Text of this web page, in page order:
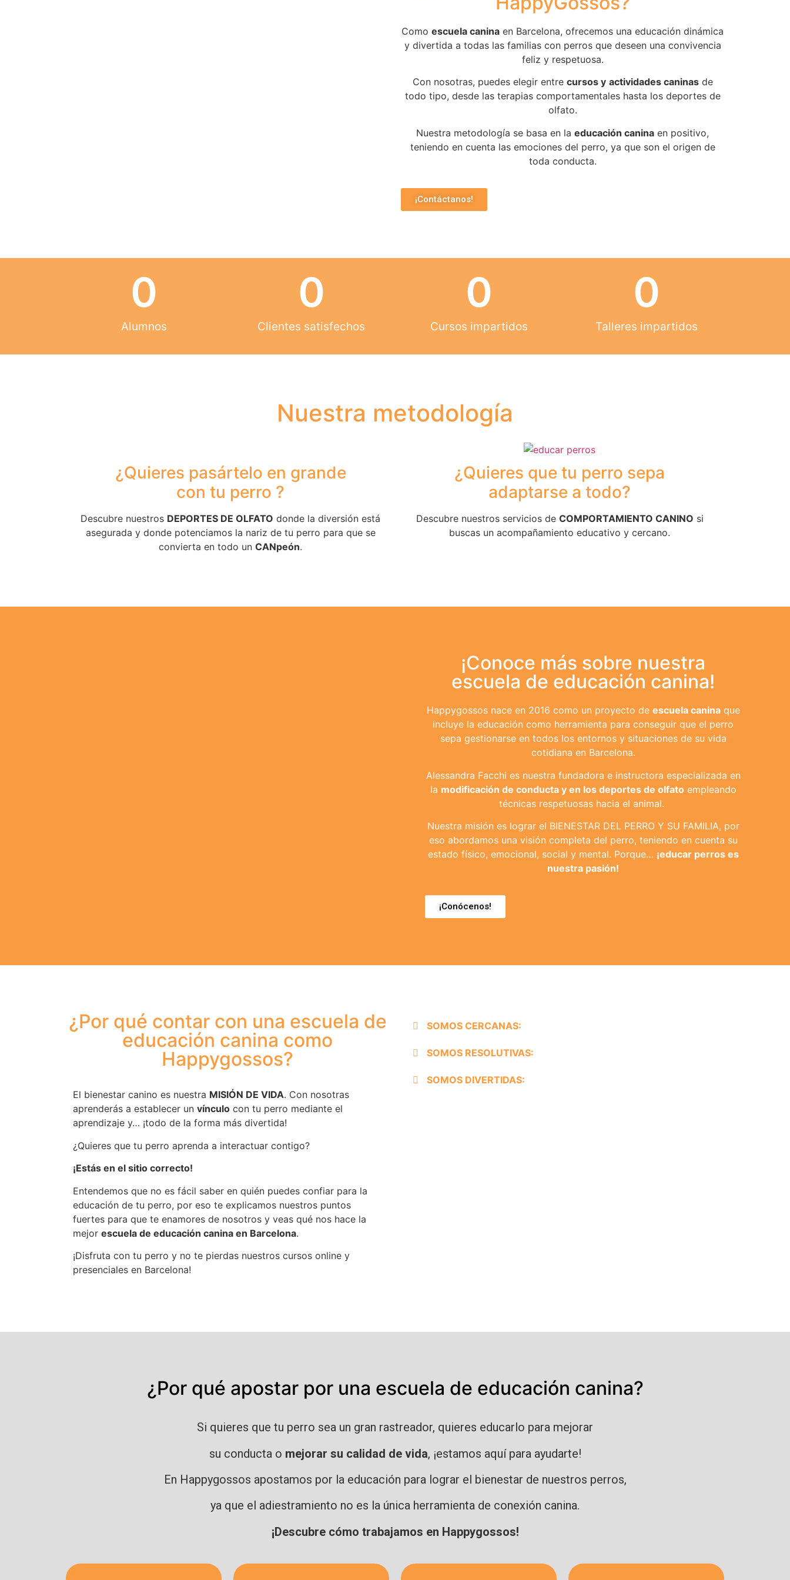
Como escuela canina en Barcelona, ofrecemos una educación dinámica
y divertida a todas las familias con perros que deseen una convivencia
feliz y respetuosa.
Con nosotras, puedes elegir entre cursos y actividades caninasde
todo tipo, desde las terapias comportamentales hasta los deportes de
olfato.
Nuestra metodología se basa en la educación canina en positivo,
teniendo en cuenta las emociones del perro, ya que son el origen de
toda conducta.
¡Contáctanos!
0
Alumnos
0
Clientes satisfechos
0
Cursos impartidos
0
Talleres impartidos
Nuestra metodología
¿Quieres pasártelo en grande
con tu perro ?
Descubre nuestros DEPORTES DE OLFATO donde la diversión está
asegurada y donde potenciamos la nariz de tu perro para que se
convierta en todo un CANpeón.
¿Quieres que tu perro sepa
adaptarse a todo?
Descubre nuestros servicios de COMPORTAMIENTO CANINO si
buscas un acompañamiento educativo y cercano.
¡Conoce más sobre nuestra
escuela de educación canina!
Happygossos nace en 2016 como un proyecto de escuela caninaque
incluye la educación como herramienta para conseguir que el perro
sepa gestionarse en todos los entornos y situaciones de su vida
cotidiana en Barcelona.
Alessandra Facchi es nuestra fundadora e instructora especializada en
la modificación de conducta y en los deportes de olfatoempleando
técnicas respetuosas hacia el animal.
Nuestra misión es lograr el BIENESTAR DEL PERRO Y SU FAMILIA, por
eso abordamos una visión completa del perro, teniendo en cuenta su
estado físico, emocional, social y mental. Porque… ¡educar perros es
nuestra pasión!
¡Conócenos!
¿Por qué contar con una escuela de
educación canina como
Happygossos?
El bienestar canino es nuestra MISIÓN DE VIDA. Con nosotras
aprenderás a establecer un vínculo con tu perro mediante el
aprendizaje y… ¡todo de la forma más divertida!
¿Quieres que tu perro aprenda a interactuar contigo?
¡Estás en el sitio correcto!
Entendemos que no es fácil saber en quién puedes confiar para la
educación de tu perro, por eso te explicamos nuestros puntos
fuertes para que te enamores de nosotros y veas qué nos hace la
mejor escuela de educación canina en Barcelona.
¡Disfruta con tu perro y no te pierdas nuestros cursos online y
presenciales en Barcelona!
SOMOS CERCANAS:
SOMOS RESOLUTIVAS:
SOMOS DIVERTIDAS:
¿Por qué apostar por una escuela de educación canina?
Si quieres que tu perro sea un gran rastreador, quieres educarlo para mejorar
su conducta o mejorar su calidad de vida, ¡estamos aquí para ayudarte!
En Happygossos apostamos por la educación para lograr el bienestar de nuestros perros,
ya que el adiestramiento no es la única herramienta de conexión canina.
¡Descubre cómo trabajamos en Happygossos!